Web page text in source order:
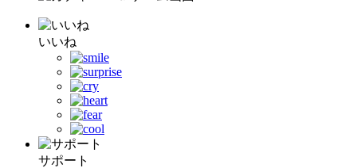
いいね
サポート